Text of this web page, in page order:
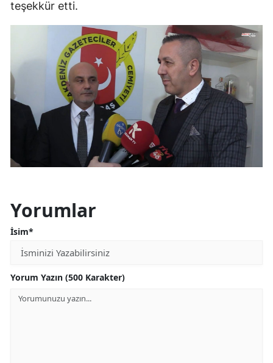
teşekkür etti.
Yorumlar
İsim*
Yorum Yazın (500 Karakter)